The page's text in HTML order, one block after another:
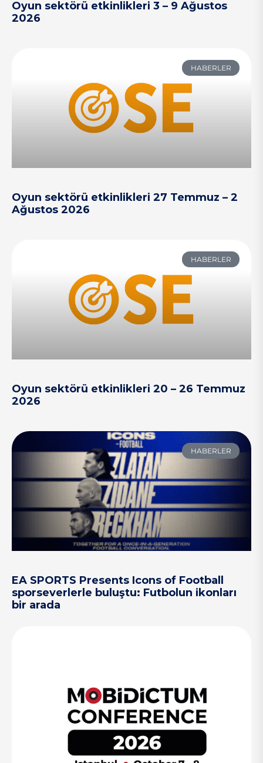
Oyun sektörü etkinlikleri 3 – 9 Ağustos
2026
HABERLER
Oyun sektörü etkinlikleri 27 Temmuz – 2
Ağustos 2026
HABERLER
Oyun sektörü etkinlikleri 20 – 26 Temmuz
2026
HABERLER
EA SPORTS Presents Icons of Football
sporseverlerle buluştu: Futbolun ikonları
bir arada